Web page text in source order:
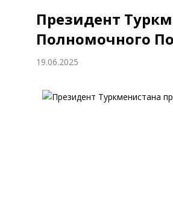
Общество
Президент
Полномочного
19.06.2025